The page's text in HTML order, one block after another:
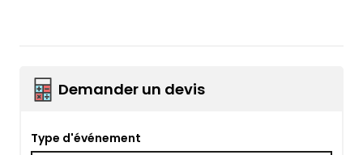
Demander un devis
Type d'événement